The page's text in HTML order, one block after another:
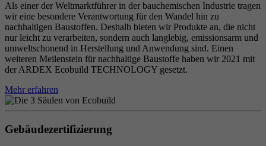
Als einer der Weltmarktführer in der bauchemischen Industrie tragen
wir eine besondere Verantwortung für den Wandel hin zu
nachhaltigen Baustoffen. Deshalb bieten wir Produkte an, die nicht
nur leicht zu verarbeiten, sondern auch langlebig, emissionsarm und
umweltschonend in Herstellung und Anwendung sind. Einen
weiteren Meilenstein für nachhaltige Baustoffe haben wir 2021 mit
der ARDEX Ecobuild TECHNOLOGY gesetzt.
Mehr erfahren
Gebäudezertifizierung